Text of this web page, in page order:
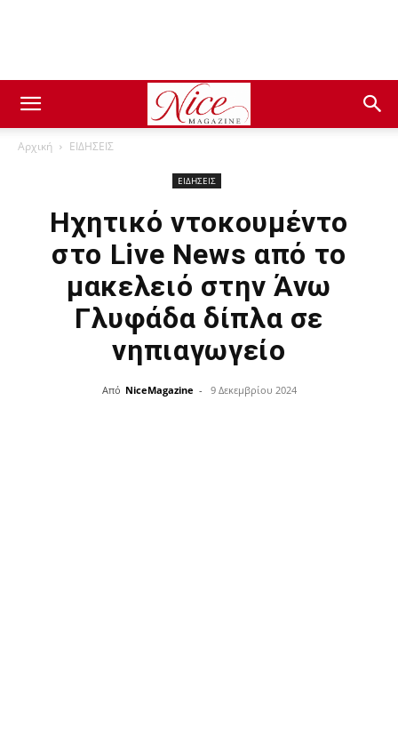
Αρχική ΕΙΔΗΣΕΙΣ
ΕΙΔΗΣΕΙΣ
Ηχητικό ντοκουμέντο
στο Live News από το
μακελειό στην Άνω
Γλυφάδα δίπλα σε
νηπιαγωγείο
Από NiceMagazine - 9 Δεκεμβρίου 2024